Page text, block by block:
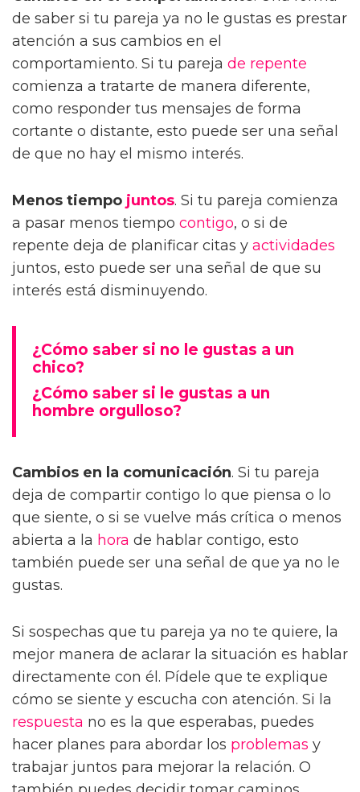
de saber si tu pareja ya no le gustas es prestar
atención a sus cambios en el
comportamiento. Si tu pareja de repente
comienza a tratarte de manera diferente,
como responder tus mensajes de forma
cortante o distante, esto puede ser una señal
de que no hay el mismo interés.
Menos tiempo juntos. Si tu pareja comienza
a pasar menos tiempo contigo, o si de
repente deja de planificar citas y actividades
juntos, esto puede ser una señal de que su
interés está disminuyendo.
¿Cómo saber si no le gustas a un
chico?
¿Cómo saber si le gustas a un
hombre orgulloso?
Cambios en la comunicación. Si tu pareja
deja de compartir contigo lo que piensa o lo
que siente, o si se vuelve más crítica o menos
abierta a la hora de hablar contigo, esto
también puede ser una señal de que ya no le
gustas.
Si sospechas que tu pareja ya no te quiere, la
mejor manera de aclarar la situación es hablar
directamente con él. Pídele que te explique
cómo se siente y escucha con atención. Si la
respuesta no es la que esperabas, puedes
hacer planes para abordar los problemas y
trabajar juntos para mejorar la relación. O